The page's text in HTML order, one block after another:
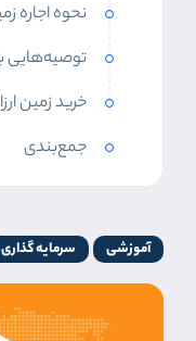
نحوه اجاره
توصیه‌هایی
خرید زمین
جمع‌بندی
آموزشی سرمایه گذاری